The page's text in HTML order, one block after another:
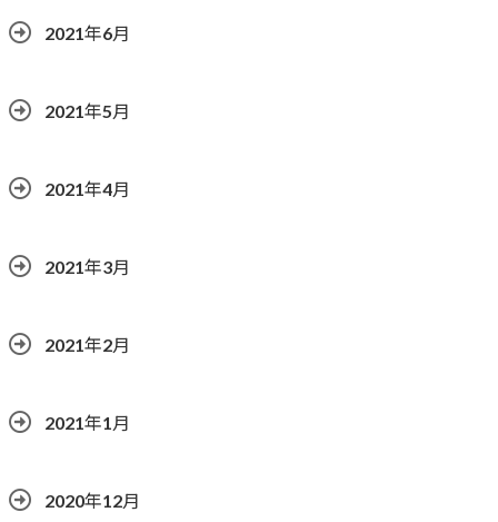
2021年6月
2021年5月
2021年4月
2021年3月
2021年2月
2021年1月
2020年12月